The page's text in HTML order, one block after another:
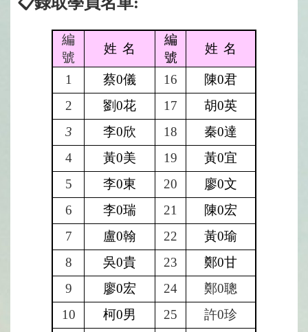
編
號
姓 名
編
號
姓 名
1 蔡0儀 16
陳0君
2
劉0花 17
胡0英
3
李0欣 18
秦0達
4
黃0美 19
黃0宜
5
李0東 20
廖0文
6
李0瑞 21
陳0宏
7
盧0翰 22
黃0瑜
8
吳0貴 23
鄭0甘
9
廖0宏 24
鄭0聰
10
柯0男 25
許0珍